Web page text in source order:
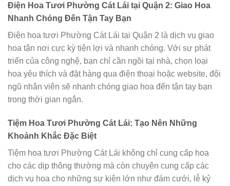
Điện Hoa Tươi Phường Cát Lái tại Quận 2: Giao Hoa
Nhanh Chóng Đến Tận Tay Bạn
Điện hoa tươi Phường Cát Lái tại Quận 2 là dịch vụ giao
hoa tận nơi cực kỳ tiện lợi và nhanh chóng. Với sự phát
triển của công nghệ, bạn chỉ cần ngồi tại nhà, chọn loại
hoa yêu thích và đặt hàng qua điện thoại hoặc website, đội
ngũ nhân viên sẽ nhanh chóng giao hoa đến tận tay bạn
trong thời gian ngắn.
Tiệm Hoa Tươi Phường Cát Lái: Tạo Nên Những
Khoảnh Khắc Đặc Biệt
Tiệm hoa tươi Phường Cát Lái không chỉ cung cấp hoa
cho các dịp thông thường mà còn chuyên cung cấp các
dịch vụ hoa cho những sự kiện lớn như đám cưới, lễ kỷ